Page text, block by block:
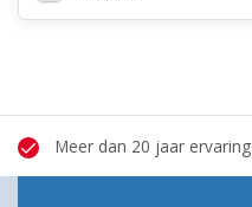
Meer dan 20 jaar ervaring